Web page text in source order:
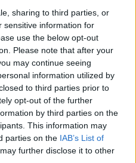
sharing to third parties, or
sensitive information for
use the below opt-out
Please note that after your
may continue seeing
information utilized by
to third parties prior to
opt-out of the further
by third parties on the
This information may
parties on the IAB’s List of
further disclose it to other
hét egyszerű
utazók csökkenthetik
12:48